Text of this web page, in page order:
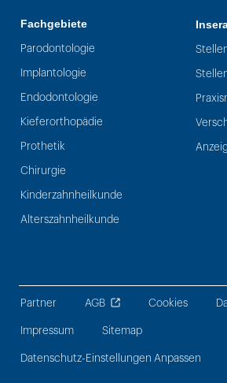
Fachgebiete
Parodontologie
Implantologie
Endodontologie
Kieferorthopädie
Prothetik
Chirurgie
Kinderzahnheilkunde
Alterszahnheilkunde
Partner AGB Cookies
Impressum Sitemap
Datenschutz-Einstellungen Anpassen